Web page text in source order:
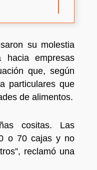
su molestia
hacia empresas
que, según
particulares que
de alimentos.
cositas. Las
o 70 cajas y no
reclamó una